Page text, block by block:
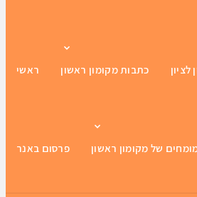
ראשי כתבות מקומון ראשון
פרסום באנר של מקומון ראשון